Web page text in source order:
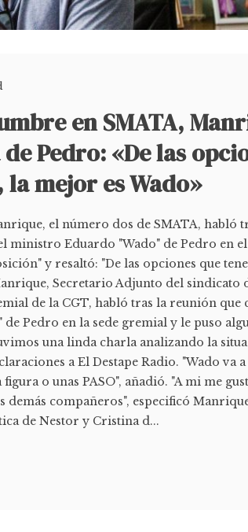
en SMATA,
Pedro: «De las
la mejor es Wado»
el número dos de SMATA, habló
ministro Eduardo "Wado" de Pedro en
y resaltó: "De las opciones que
Secretario Adjunto del sindicato
de la CGT, habló tras la reunión
Pedro en la sede gremial y le puso
una linda charla analizando la
a El Destape Radio. "Wado va
o unas PASO", añadió. "A mi me
demás compañeros", especificó
de Nestor y Cristina d...